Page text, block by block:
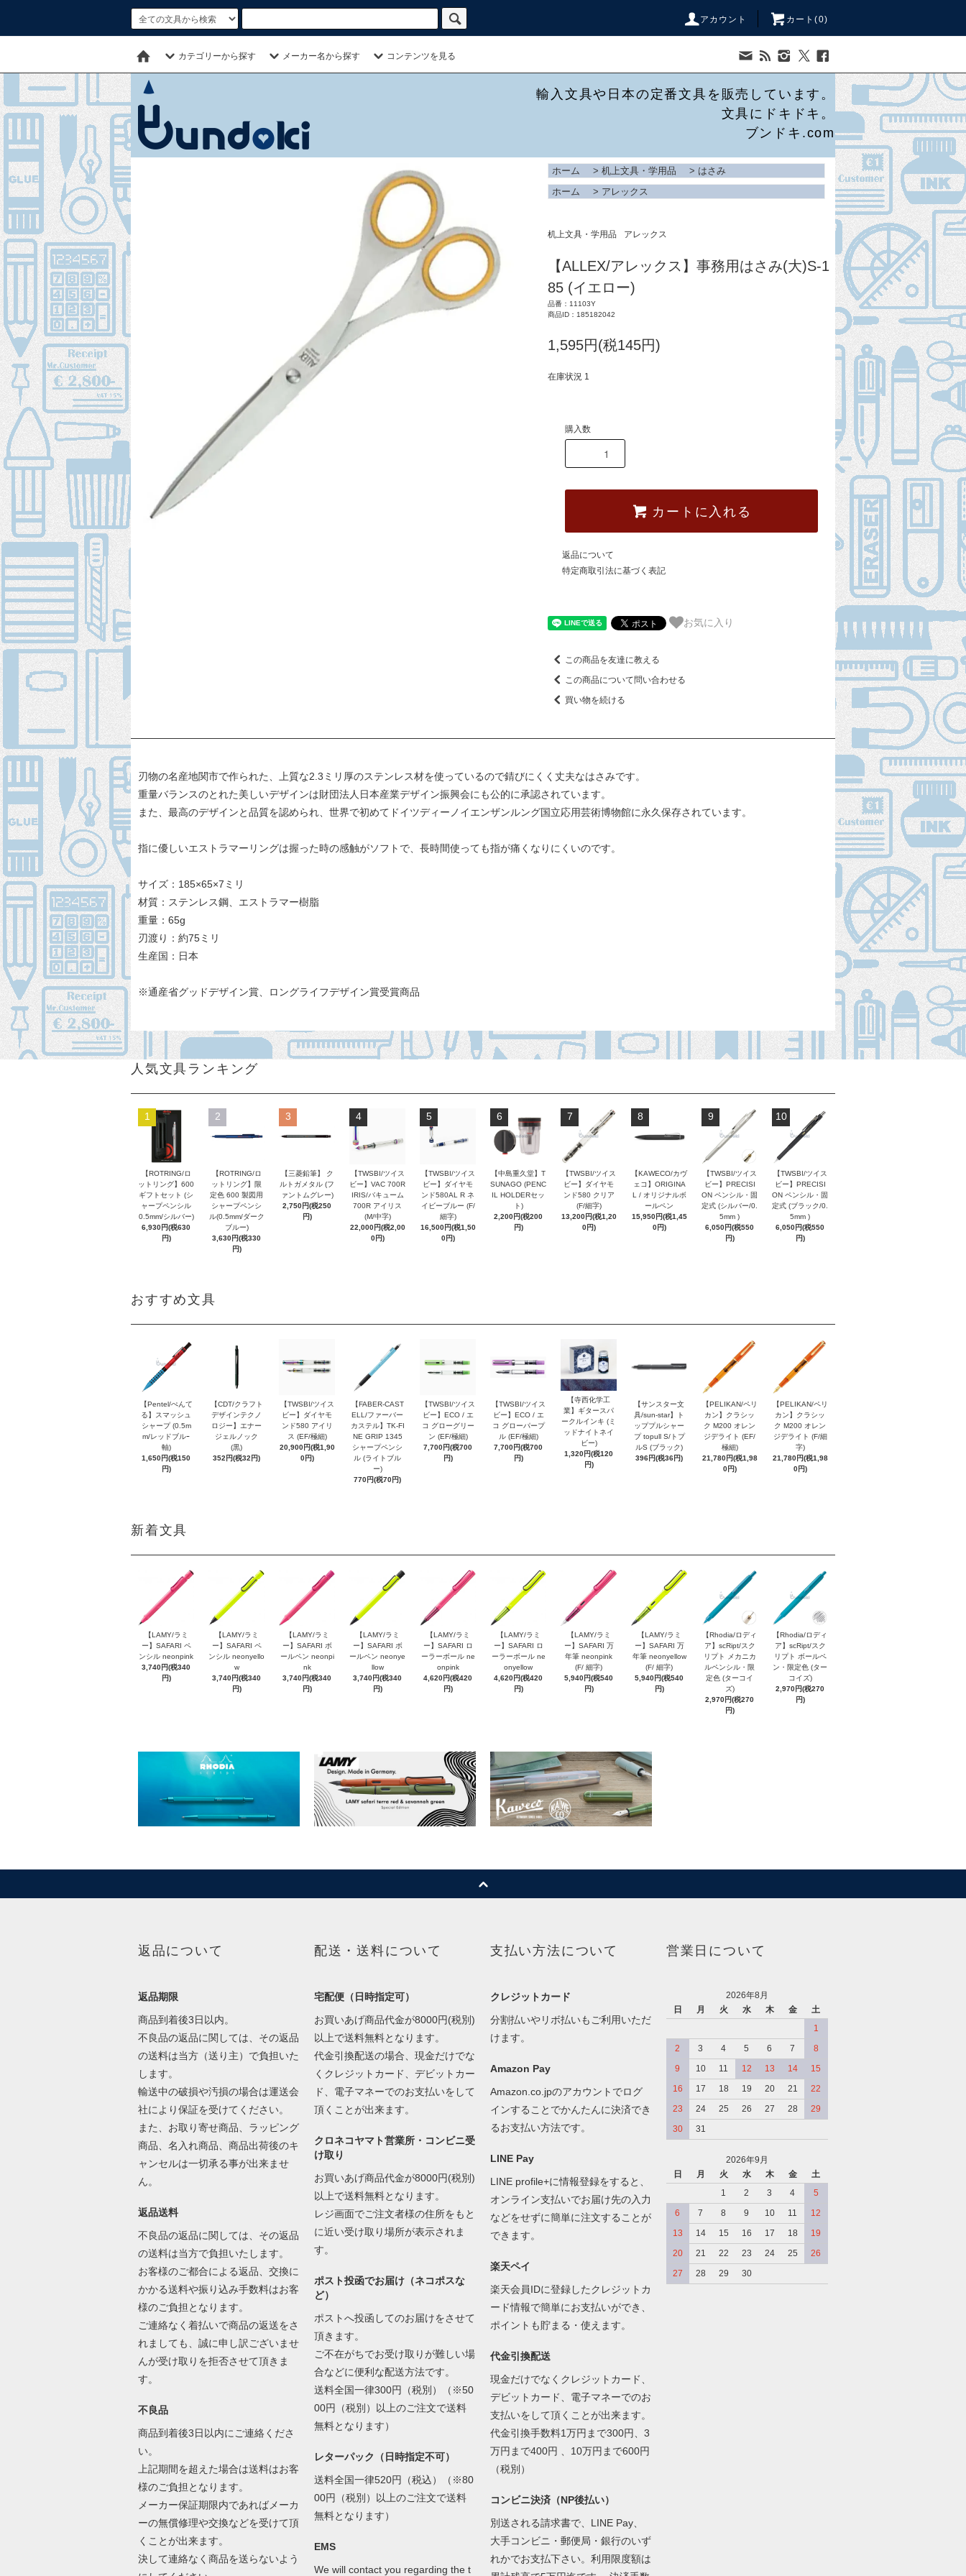
アカウント カート(0)
カテゴリーから探す メーカー名から探す コンテンツを見る
輸入文具や日本の定番文具を販売しています。
文具にドキドキ。
ブンドキ.com
ホーム > 机上文具・学用品 > はさみ
ホーム
> アレックス
机上文具・学用品 アレックス
【ALLEX/アレックス】事務用はさみ(大)S-1
85 (イエロー)
品番：11103Y
商品ID：185182042
1,595円(税145円)
在庫状況 1
購入数
カートに入れる
返品について
特定商取引法に基づく表記
お気に入り
この商品を友達に教える
この商品について問い合わせる
買い物を続ける
刃物の名産地関市で作られた、上質な2.3ミリ厚のステンレス材を使っているので錆びにくく丈夫なはさみです。
重量バランスのとれた美しいデザインは財団法人日本産業デザイン振興会にも公的に承認されています。
また、最高のデザインと品質を認められ、世界で初めてドイツディーノイエンザンルング国立応用芸術博物館に永久保存されています。
指に優しいエストラマーリングは握った時の感触がソフトで、長時間使っても指が痛くなりにくいのです。
サイズ：185×65×7ミリ
材質：ステンレス鋼、エストラマー樹脂
重量：65g
刃渡り：約75ミリ
生産国：日本
※通産省グッドデザイン賞、ロングライフデザイン賞受賞商品
人気文具ランキング
1
【ROTRING/ロ
ットリング】600
ギフトセット (シ
ャープペンシル
0.5mm/シルバー)
6,930円(税630
円)
2
【ROTRING/ロ
ットリング】限
定色 600 製図用
シャープペンシ
ル(0.5mm/ダーク
ブルー)
3,630円(税330
円)
3
【三菱鉛筆】 ク
ルトガメタル (フ
ァントムグレー)
2,750円(税250
円)
4
【TWSBI/ツイス
ビー】VAC 700R
IRIS/バキューム
700R アイリス
(M/中字)
22,000円(税2,00
0円)
5
【TWSBI/ツイス
ビー】ダイヤモ
ンド580AL R ネ
イビーブルー (F/
細字)
16,500円(税1,50
0円)
6
【中島重久堂】T
SUNAGO (PENC
IL HOLDERセッ
ト)
2,200円(税200
円)
7
【TWSBI/ツイス
ビー】ダイヤモ
ンド580 クリア
(F/細字)
13,200円(税1,20
0円)
8
【KAWECO/カヴ
ェコ】ORIGINA
L / オリジナルボ
ールペン
15,950円(税1,45
0円)
9
【TWSBI/ツイス
ビー】PRECISI
ON ペンシル・固
定式 (シルバー/0.
5mm )
6,050円(税550
円)
10
【TWSBI/ツイス
ビー】PRECISI
ON ペンシル・固
定式 (ブラック/0.
5mm )
6,050円(税550
円)
おすすめ文具
【Pentel/ぺんて
る】スマッシュ
シャープ (0.5m
m/レッドブルｰ
軸)
1,650円(税150
円)
【CDT/クラフト
デザインテクノ
ロジー】エナー
ジェルノック
(黒)
352円(税32円)
【TWSBI/ツイス
ビー】ダイヤモ
ンド580 アイリ
ス (EF/極細)
20,900円(税1,90
0円)
【FABER-CAST
ELL/ファーバー
カステル】TK-FI
NE GRIP 1345
シャープペンシ
ル (ライトブル
ー)
770円(税70円)
【TWSBI/ツイス
ビー】ECO / エ
コ グローグリー
ン (EF/極細)
7,700円(税700
円)
【TWSBI/ツイス
ビー】ECO / エ
コ グローパープ
ル (EF/極細)
7,700円(税700
円)
【寺西化学工
業】ギタースパ
ークルインキ (ミ
ッドナイトネイ
ビー)
1,320円(税120
円)
【サンスター文
具/sun-star】ト
ッププルシャー
プ topull S/トプ
ルS (ブラック)
396円(税36円)
【PELIKAN/ペリ
カン】クラシッ
ク M200 オレン
ジデライト (EF/
極細)
21,780円(税1,98
0円)
【PELIKAN/ペリ
カン】クラシッ
ク M200 オレン
ジデライト (F/細
字)
21,780円(税1,98
0円)
新着文具
【LAMY/ラミ
ー】SAFARI ペ
ンシル neonpink
3,740円(税340
円)
【LAMY/ラミ
ー】SAFARI ペ
ンシル neonyello
w
3,740円(税340
円)
【LAMY/ラミ
ー】SAFARI ボ
ールペン neonpi
nk
3,740円(税340
円)
【LAMY/ラミ
ー】SAFARI ボ
ールペン neonye
llow
3,740円(税340
円)
【LAMY/ラミ
ー】SAFARI ロ
ーラーボール ne
onpink
4,620円(税420
円)
【LAMY/ラミ
ー】SAFARI ロ
ーラーボール ne
onyellow
4,620円(税420
円)
【LAMY/ラミ
ー】SAFARI 万
年筆 neonpink
(F/ 細字)
5,940円(税540
円)
【LAMY/ラミ
ー】SAFARI 万
年筆 neonyellow
(F/ 細字)
5,940円(税540
円)
【Rhodia/ロディ
ア】scRipt/スク
リプト メカニカ
ルペンシル・限
定色 (ターコイ
ズ)
2,970円(税270
円)
【Rhodia/ロディ
ア】scRipt/スク
リプト ボールペ
ン・限定色 (ター
コイズ)
2,970円(税270
円)
返品について
返品期限
商品到着後3日以内。
不良品の返品に関しては、その返品
の送料は当方（送り主）で負担いた
します。
輸送中の破損や汚損の場合は運送会
社により保証を受けてください。
また、お取り寄せ商品、ラッピング
商品、名入れ商品、商品出荷後のキ
ャンセルは一切承る事が出来ませ
ん。
返品送料
不良品の返品に関しては、その返品
の送料は当方で負担いたします。
お客様のご都合による返品、交換に
かかる送料や振り込み手数料はお客
様のご負担となります。
ご連絡なく着払いで商品の返送をさ
れましても、誠に申し訳ございませ
んが受け取りを拒否させて頂きま
す。
不良品
商品到着後3日以内にご連絡くださ
い。
上記期間を超えた場合は送料はお客
様のご負担となります。
メーカー保証期限内であればメーカ
ーの無償修理や交換などを受けて頂
くことが出来ます。
決して連絡なく商品を送らないよう
配送・送料について
宅配便（日時指定可）
お買いあげ商品代金が8000円(税別)
以上で送料無料となります。
代金引換配送の場合、現金だけでな
くクレジットカード、デビットカー
ド、電子マネーでのお支払いをして
頂くことが出来ます。
クロネコヤマト営業所・コンビニ受
け取り
お買いあげ商品代金が8000円(税別)
以上で送料無料となります。
レジ画面でご注文者様の住所をもと
に近い受け取り場所が表示されま
す。
ポスト投函でお届け（ネコポスな
ど）
ポストへ投函してのお届けをさせて
頂きます。
ご不在がちでお受け取りが難しい場
合などに便利な配送方法です。
送料全国一律300円（税別）（※50
00円（税別）以上のご注文で送料
無料となります）
レターパック（日時指定不可）
送料全国一律520円（税込）（※80
00円（税別）以上のご注文で送料
無料となります）
EMS
We will contact you regarding the t
支払い方法について
クレジットカード
分割払いやリボ払いもご利用いただ
けます。
Amazon Pay
Amazon.co.jpのアカウントでログ
インすることでかんたんに決済でき
るお支払い方法です。
LINE Pay
LINE profile+に情報登録をすると、
オンライン支払いでお届け先の入力
などをせずに簡単に注文することが
できます。
楽天ペイ
楽天会員IDに登録したクレジットカ
ード情報で簡単にお支払いができ、
ポイントも貯まる・使えます。
代金引換配送
現金だけでなくクレジットカード、
デビットカード、電子マネーでのお
支払いをして頂くことが出来ます。
代金引換手数料1万円まで300円、3
万円まで400円 、10万円まで600円
（税別）
コンビニ決済（NP後払い）
別送される請求書で、LINE Pay、
大手コンビニ・郵便局・銀行のいず
れかでお支払下さい。利用限度額は
営業日について
2026年8月
日
月 火 水 木 金
土
1
2
3 4 5 6 7
8
9
10 11 12 13 14
15
16
17 18 19 20 21
22
23
24 25 26 27 28
29
30
31
2026年9月
日
月 火 水 木 金
土
1
2 3 4
5
6
7 8 9 10 11
12
13
14 15 16 17 18
19
20
21 22 23 24 25
26
27
28 29 30